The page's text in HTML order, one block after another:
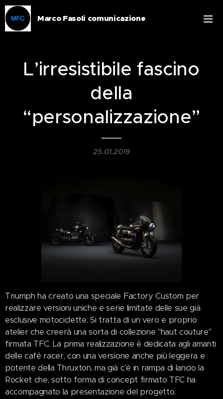
Marco Fasoli comunicazione
L’irresistibile fascino
della
“personalizzazione”
25.01.2019
Triumph ha creato una speciale Factory Custom per
realizzare versioni uniche e serie limitate delle sue già
esclusive motociclette. Si tratta di un vero e proprio
atelier che creerà una sorta di collezione "haut couture"
firmata TFC. La prima realizzazione è dedicata agli amanti
delle café racer, con una versione anche più leggera e
potente della Thruxton, ma già c'è in rampa di lancio la
Rocket che, sotto forma di concept firmato TFC ha
accompagnato la presentazione del progetto.